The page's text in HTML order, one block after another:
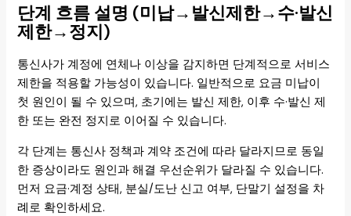
단계 흐름 설명 (미납→발신제한→수·발신
제한→정지)
통신사가 계정에 연체나 이상을 감지하면 단계적으로 서비스
제한을 적용할 가능성이 있습니다. 일반적으로 요금 미납이
첫 원인이 될 수 있으며, 초기에는 발신 제한, 이후 수·발신 제
한 또는 완전 정지로 이어질 수 있습니다.
각 단계는 통신사 정책과 계약 조건에 따라 달라지므로 동일
한 증상이라도 원인과 해결 우선순위가 달라질 수 있습니다.
먼저 요금·계정 상태, 분실/도난 신고 여부, 단말기 설정을 차
례로 확인하세요.